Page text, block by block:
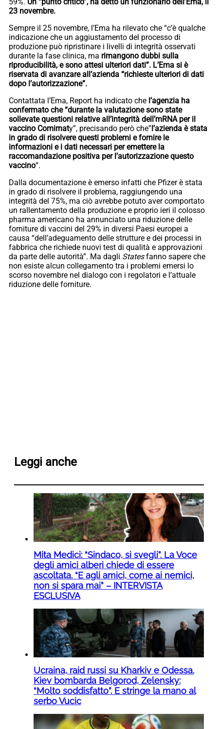
23 novembre.
Sempre il 25 novembre, l’Ema ha rilevato che “c’è qualche
indicazione che un aggiustamento del processo di
produzione può ripristinare i livelli di integrità osservati
durante la fase clinica, ma rimangono dubbi sulla
riproducibilità, e sono attesi ulteriori dati”. L’Ema si è
riservata di avanzare all’azienda “richieste ulteriori di dati
dopo l’autorizzazione”.
Contattata l’Ema, Report ha indicato che l’agenzia ha
confermato che “durante la valutazione sono state
sollevate questioni relative all’integrità dell’mRNA per il
vaccino Comirnaty”, precisando però che”l’azienda è stata
in grado di risolvere questi problemi e fornire le
informazioni e i dati necessari per emettere la
raccomandazione positiva per l’autorizzazione questo
vaccino”.
Dalla documentazione è emerso infatti che Pfizer è stata
in grado di risolvere il problema, raggiungendo una
integrità del 75%, ma ciò avrebbe potuto aver comportato
un rallentamento della produzione e proprio ieri il colosso
pharma americano ha annunciato una riduzione delle
forniture di vaccini del 29% in diversi Paesi europei a
causa “dell’adeguamento delle strutture e dei processi in
fabbrica che richiede nuovi test di qualità e approvazioni
da parte delle autorità”. Ma dagli Statesfanno sapere che
non esiste alcun collegamento tra i problemi emersi lo
scorso novembre nel dialogo con i regolatori e l’attuale
riduzione delle forniture.
Leggi anche
Mita Medici: “Sindaco, si svegli”. La Voce
degli amici alberi chiede di essere
ascoltata. “E agli amici, come ai nemici,
non si spara mai” – INTERVISTA
ESCLUSIVA
Ucraina, raid russi su Kharkiv e Odessa.
Kiev bombarda Belgorod, Zelensky:
“Molto soddisfatto”. E stringe la mano al
serbo Vucic